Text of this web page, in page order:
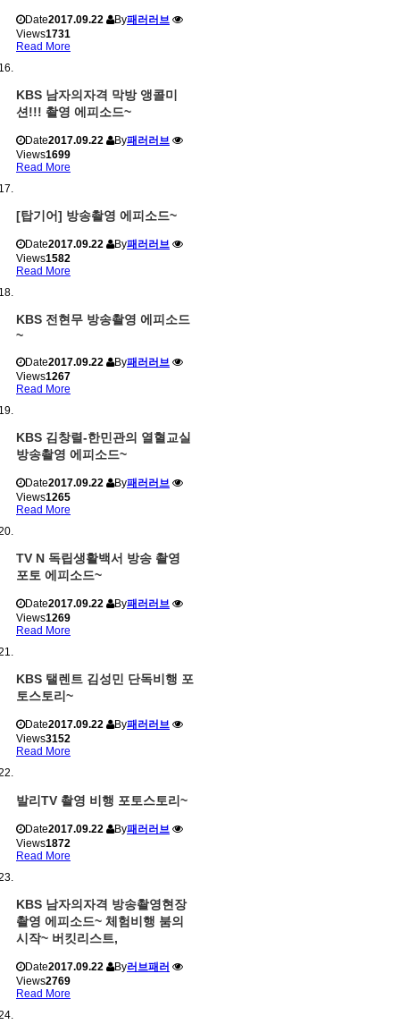
Date2017.09.22 By패러러브
Views1731
Read More
KBS 남자의자격 막방 앵콜미
션!!! 촬영 에피소드~
Date2017.09.22 By패러러브
Views1699
Read More
[탑기어] 방송촬영 에피소드~
Date2017.09.22 By패러러브
Views1582
Read More
KBS 전현무 방송촬영 에피소드
~
Date2017.09.22 By패러러브
Views1267
Read More
KBS 김창렬-한민관의 열혈교실
방송촬영 에피소드~
Date2017.09.22 By패러러브
Views1265
Read More
TV N 독립생활백서 방송 촬영
포토 에피소드~
Date2017.09.22 By패러러브
Views1269
Read More
KBS 탤렌트 김성민 단독비행 포
토스토리~
Date2017.09.22 By패러러브
Views3152
Read More
발리TV 촬영 비행 포토스토리~
Date2017.09.22 By패러러브
Views1872
Read More
KBS 남자의자격 방송촬영현장
촬영 에피소드~ 체험비행 붐의
시작~ 버킷리스트,
Date2017.09.22 By러브패러
Views2769
Read More